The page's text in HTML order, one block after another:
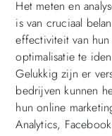
Het meten en
is van cruciaal
effectiviteit van
optimalisatie te
Gelukkig zijn er
bedrijven kunnen
hun online
Analytics,